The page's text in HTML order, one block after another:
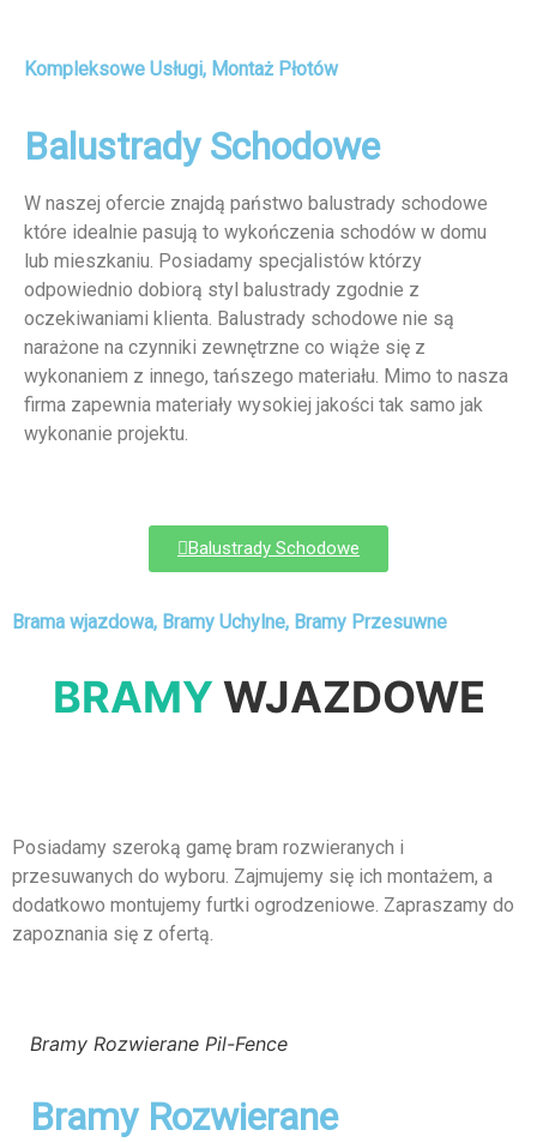
Kompleksowe Usługi, Montaż Płotów
Balustrady Schodowe
W naszej ofercie znajdą państwo balustrady schodowe
które idealnie pasują to wykończenia schodów w domu
lub mieszkaniu. Posiadamy specjalistów którzy
odpowiednio dobiorą styl balustrady zgodnie z
oczekiwaniami klienta. Balustrady schodowe nie są
narażone na czynniki zewnętrzne co wiąże się z
wykonaniem z innego, tańszego materiału. Mimo to nasza
firma zapewnia materiały wysokiej jakości tak samo jak
wykonanie projektu.
Balustrady Schodowe
Brama wjazdowa, Bramy Uchylne, Bramy Przesuwne
BRAMY WJAZDOWE
Posiadamy szeroką gamę bram rozwieranych i
przesuwanych do wyboru. Zajmujemy się ich montażem, a
dodatkowo montujemy furtki ogrodzeniowe. Zapraszamy do
zapoznania się z ofertą.
Bramy Rozwierane Pil-Fence
Bramy Rozwierane